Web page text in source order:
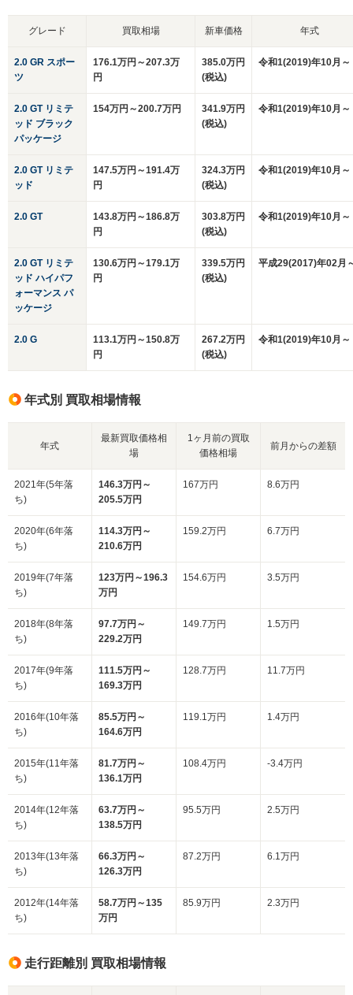
グレード 買取相場 新車価格 年式
2.0 GR スポー
ツ
176.1万円～207.3万
円
385.0万円
(税込)
令和1(2019)年10月～
2.0 GT リミテ
ッド ブラック
パッケージ
154万円～200.7万円
341.9万円
(税込)
令和1(2019)年10月～
2.0 GT リミテ
ッド
147.5万円～191.4万
円
324.3万円
(税込)
令和1(2019)年10月～
2.0 GT
143.8万円～186.8万
円
303.8万円
(税込)
令和1(2019)年10月～
2.0 GT リミテ
ッド ハイパフ
ォーマンス パ
ッケージ
130.6万円～179.1万
円
339.5万円
(税込)
平成29(2017)年02月
2.0 G
113.1万円～150.8万
円
267.2万円
(税込)
令和1(2019)年10月～
年式別 買取相場情報
年式
最新買取価格相
場
1ヶ月前の買取
価格相場
前月からの差額
2021年(5年落
ち)
146.3万円～
205.5万円
167万円 8.6万円
2020年(6年落
ち)
114.3万円～
210.6万円
159.2万円 6.7万円
2019年(7年落
ち)
123万円～196.3
万円
154.6万円 3.5万円
2018年(8年落
ち)
97.7万円～
229.2万円
149.7万円 1.5万円
2017年(9年落
ち)
111.5万円～
169.3万円
128.7万円 11.7万円
2016年(10年落
ち)
85.5万円～
164.6万円
119.1万円 1.4万円
2015年(11年落
ち)
81.7万円～
136.1万円
108.4万円 -3.4万円
2014年(12年落
ち)
63.7万円～
138.5万円
95.5万円 2.5万円
2013年(13年落
ち)
66.3万円～
126.3万円
87.2万円 6.1万円
2012年(14年落
ち)
58.7万円～135
万円
85.9万円 2.3万円
走行距離別 買取相場情報